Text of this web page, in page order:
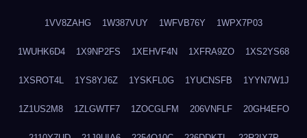
1VV8ZAHG 1W387VUY 1WFVB76Y 1WPX7P03
1WUHK6D4 1X9NP2FS 1XEHVF4N 1XFRA9ZO 1XS2YS68
1XSROT4L 1YS8YJ6Z 1YSKFL0G 1YUCNSFB 1YYN7W1J
1Z1US2M8 1ZLGWTF7 1ZOCGLFM 206VNFLF 20GH4EFO